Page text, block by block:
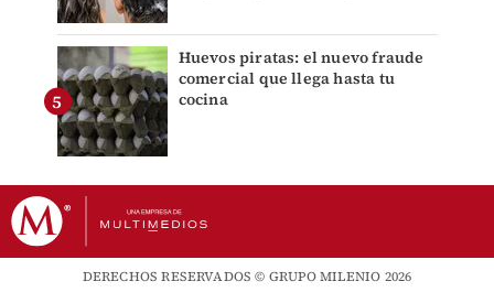
Huevos piratas: el nuevo fraude
comercial que llega hasta tu
cocina
DERECHOS RESERVADOS © GRUPO MILENIO 2026